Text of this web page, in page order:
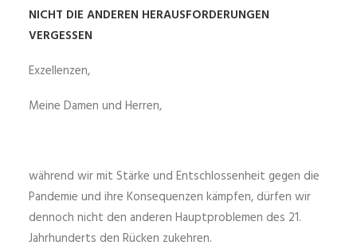
NICHT DIE ANDEREN HERAUSFORDERUNGEN
VERGESSEN
Exzellenzen,
Meine Damen und Herren,
während wir mit Stärke und Entschlossenheit gegen die
Pandemie und ihre Konsequenzen kämpfen, dürfen wir
dennoch nicht den anderen Hauptproblemen des 21.
Jahrhunderts den Rücken zukehren.